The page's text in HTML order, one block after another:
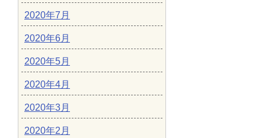
2020年7月
2020年6月
2020年5月
2020年4月
2020年3月
2020年2月